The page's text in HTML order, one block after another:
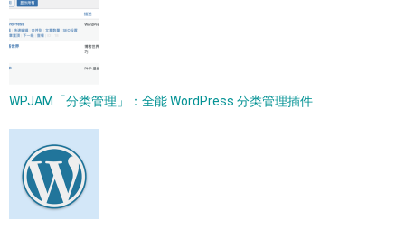
WPJAM「分类管理」：全能 WordPress 分类管理插件